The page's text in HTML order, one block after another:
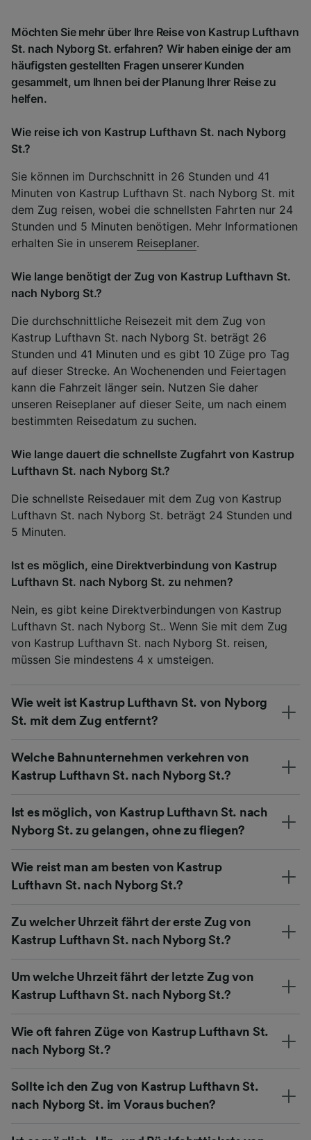
Möchten Sie mehr über Ihre Reise von Kastrup Lufthavn
St. nach Nyborg St. erfahren? Wir haben einige der am
häufigsten gestellten Fragen unserer Kunden
gesammelt, um Ihnen bei der Planung Ihrer Reise zu
helfen.
Wie reise ich von Kastrup Lufthavn St. nach Nyborg
St.?
Sie können im Durchschnitt in 26 Stunden und 41
Minuten von Kastrup Lufthavn St. nach Nyborg St. mit
dem Zug reisen, wobei die schnellsten Fahrten nur 24
Stunden und 5 Minuten benötigen. Mehr Informationen
erhalten Sie in unserem Reiseplaner.
Wie lange benötigt der Zug von Kastrup Lufthavn St.
nach Nyborg St.?
Die durchschnittliche Reisezeit mit dem Zug von
Kastrup Lufthavn St. nach Nyborg St. beträgt 26
Stunden und 41 Minuten und es gibt 10 Züge pro Tag
auf dieser Strecke. An Wochenenden und Feiertagen
kann die Fahrzeit länger sein. Nutzen Sie daher
unseren Reiseplaner auf dieser Seite, um nach einem
bestimmten Reisedatum zu suchen.
Wie lange dauert die schnellste Zugfahrt von Kastrup
Lufthavn St. nach Nyborg St.?
Die schnellste Reisedauer mit dem Zug von Kastrup
Lufthavn St. nach Nyborg St. beträgt 24 Stunden und
5 Minuten.
Ist es möglich, eine Direktverbindung von Kastrup
Lufthavn St. nach Nyborg St. zu nehmen?
Nein, es gibt keine Direktverbindungen von Kastrup
Lufthavn St. nach Nyborg St.. Wenn Sie mit dem Zug
von Kastrup Lufthavn St. nach Nyborg St. reisen,
müssen Sie mindestens 4 x umsteigen.
Wie weit ist Kastrup Lufthavn St. von Nyborg
St. mit dem Zug entfernt?
Welche Bahnunternehmen verkehren von
Kastrup Lufthavn St. nach Nyborg St.?
Ist es möglich, von Kastrup Lufthavn St. nach
Nyborg St. zu gelangen, ohne zu fliegen?
Wie reist man am besten von Kastrup
Lufthavn St. nach Nyborg St.?
Zu welcher Uhrzeit fährt der erste Zug von
Kastrup Lufthavn St. nach Nyborg St.?
Um welche Uhrzeit fährt der letzte Zug von
Kastrup Lufthavn St. nach Nyborg St.?
Wie oft fahren Züge von Kastrup Lufthavn St.
nach Nyborg St.?
Sollte ich den Zug von Kastrup Lufthavn St.
nach Nyborg St. im Voraus buchen?